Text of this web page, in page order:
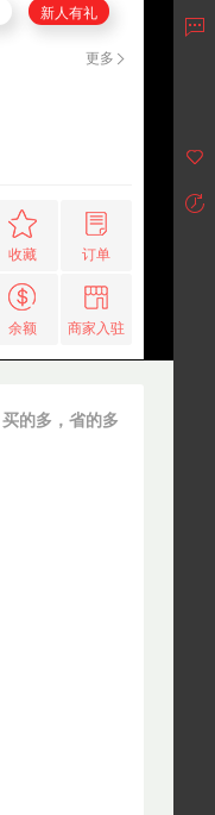
新人有礼
更多
收藏 订单
余额 商家入驻
买的多，省的多